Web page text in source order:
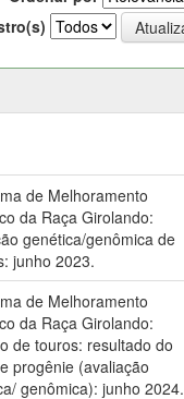
de Melhoramento
da Raça Girolando:
genética/genômica de
junho 2023.
de Melhoramento
da Raça Girolando:
de touros: resultado do
progênie (avaliação
genômica): junho 2024.